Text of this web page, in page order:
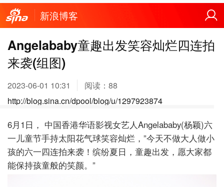
新浪博客
Angelababy童趣出发笑容灿烂四连拍
来袭(组图)
2023-06-01 10:31 阅读： 88
http://blog.sina.cn/dpool/blog/u/1297923874
6月1日， 中国香港华语影视女艺人Angelababy(杨颖)六
一儿童节手持太阳花气球笑容灿烂，”今天不做大人做小
孩的六一四连拍来袭！缤纷夏日，童趣出发，愿大家都
能保持孩童般的笑颜。”